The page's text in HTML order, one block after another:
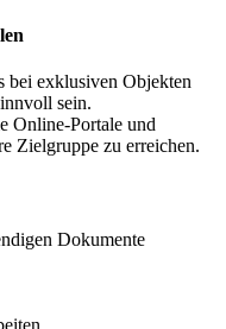
bei exklusiven Objekten
sein.
Online-Portale und
Zielgruppe zu erreichen.
Dokumente